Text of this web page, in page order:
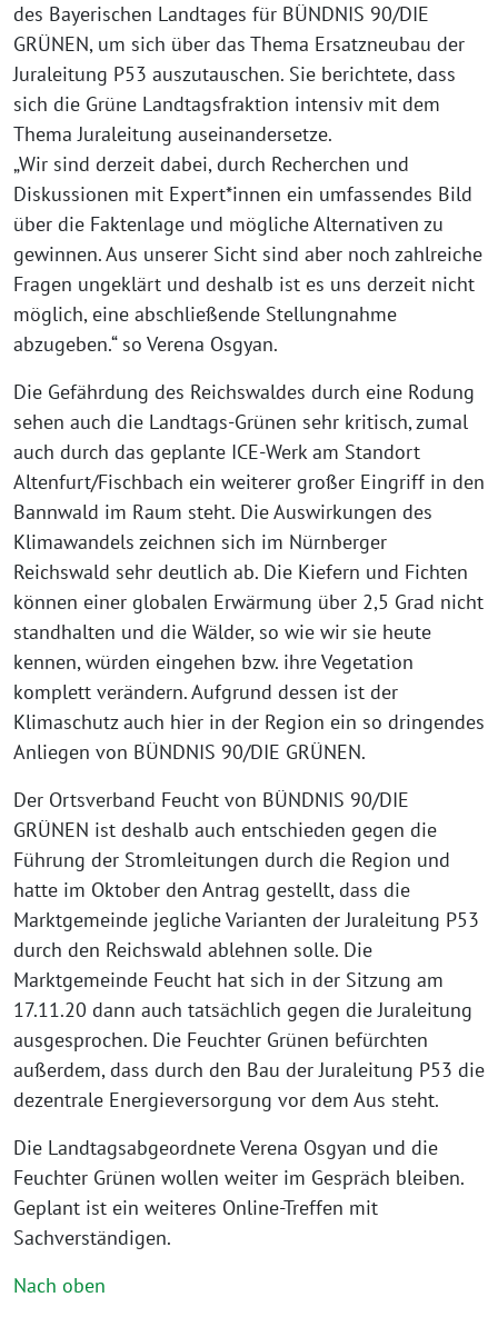
des Bayerischen Landtages für BÜNDNIS 90/DIE
GRÜNEN, um sich über das Thema Ersatzneubau der
Juraleitung P53 auszutauschen. Sie berichtete, dass
sich die Grüne Landtagsfraktion intensiv mit dem
Thema Juraleitung auseinandersetze.
„Wir sind derzeit dabei, durch Recherchen und
Diskussionen mit Expert*innen ein umfassendes Bild
über die Faktenlage und mögliche Alternativen zu
gewinnen. Aus unserer Sicht sind aber noch zahlreiche
Fragen ungeklärt und deshalb ist es uns derzeit nicht
möglich, eine abschließende Stellungnahme
abzugeben.“ so Verena Osgyan.
Die Gefährdung des Reichswaldes durch eine Rodung
sehen auch die Landtags-Grünen sehr kritisch, zumal
auch durch das geplante ICE-Werk am Standort
Altenfurt/Fischbach ein weiterer großer Eingriff in den
Bannwald im Raum steht. Die Auswirkungen des
Klimawandels zeichnen sich im Nürnberger
Reichswald sehr deutlich ab. Die Kiefern und Fichten
können einer globalen Erwärmung über 2,5 Grad nicht
standhalten und die Wälder, so wie wir sie heute
kennen, würden eingehen bzw. ihre Vegetation
komplett verändern. Aufgrund dessen ist der
Klimaschutz auch hier in der Region ein so dringendes
Anliegen von BÜNDNIS 90/DIE GRÜNEN.
Der Ortsverband Feucht von BÜNDNIS 90/DIE
GRÜNEN ist deshalb auch entschieden gegen die
Führung der Stromleitungen durch die Region und
hatte im Oktober den Antrag gestellt, dass die
Marktgemeinde jegliche Varianten der Juraleitung P53
durch den Reichswald ablehnen solle. Die
Marktgemeinde Feucht hat sich in der Sitzung am
17.11.20 dann auch tatsächlich gegen die Juraleitung
ausgesprochen. Die Feuchter Grünen befürchten
außerdem, dass durch den Bau der Juraleitung P53 die
dezentrale Energieversorgung vor dem Aus steht.
Die Landtagsabgeordnete Verena Osgyan und die
Feuchter Grünen wollen weiter im Gespräch bleiben.
Geplant ist ein weiteres Online-Treffen mit
Sachverständigen.
Nach oben